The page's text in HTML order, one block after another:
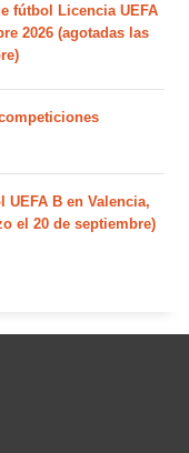
fútbol Licencia UEFA
2026 (agotadas las
B en Valencia,
el 20 de septiembre)